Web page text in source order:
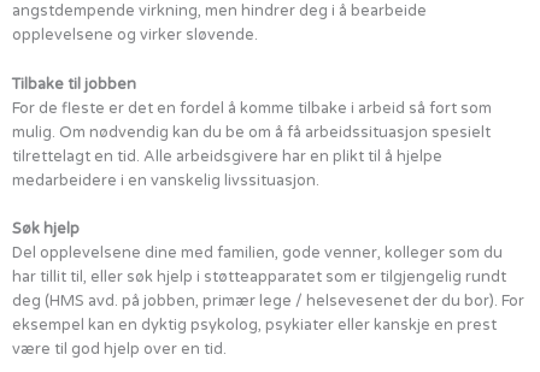
angstdempende virkning, men hindrer deg i å bearbeide
opplevelsene og virker sløvende.
Tilbake til jobben
For de fleste er det en fordel å komme tilbake i arbeid så fort som
mulig. Om nødvendig kan du be om å få arbeidssituasjon spesielt
tilrettelagt en tid. Alle arbeidsgivere har en plikt til å hjelpe
medarbeidere i en vanskelig livssituasjon.
Søk hjelp
Del opplevelsene dine med familien, gode venner, kolleger som du
har tillit til, eller søk hjelp i støtteapparatet som er tilgjengelig rundt
deg (HMS avd. på jobben, primær lege / helsevesenet der du bor). For
eksempel kan en dyktig psykolog, psykiater eller kanskje en prest
være til god hjelp over en tid.